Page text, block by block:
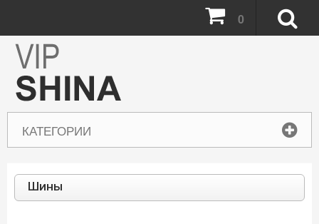
КАТЕГОРИИ
0
Шины